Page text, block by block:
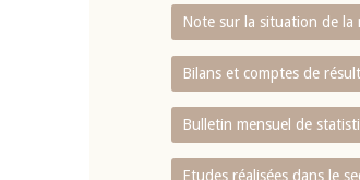
Note sur la situation de la
Bilans et comptes de
Bulletin mensuel de
Etudes réalisées dans le